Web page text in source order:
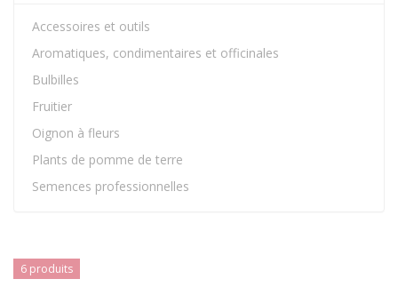
Accessoires et outils
Aromatiques, condimentaires et officinales
Bulbilles
Fruitier
Oignon à fleurs
Plants de pomme de terre
Semences professionnelles
6 produits